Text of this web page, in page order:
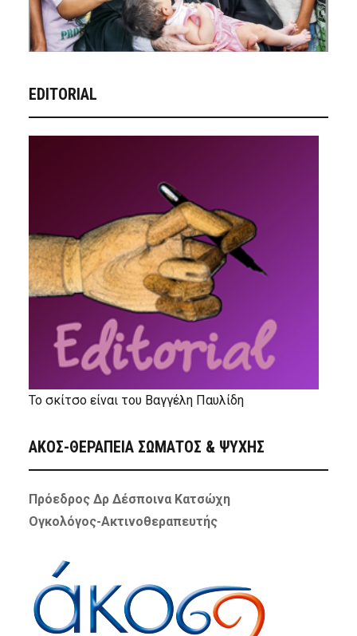
EDITORIAL
Το σκίτσο είναι του Βαγγέλη Παυλίδη
ΑΚΟΣ-ΘΕΡΑΠΕΙΑ ΣΩΜΑΤΟΣ & ΨΥΧΗΣ
Πρόεδρος Δρ Δέσποινα Κατσώχη
Ογκολόγος-Ακτινοθεραπευτής